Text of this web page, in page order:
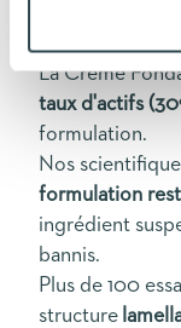
UNE
La Crème
taux d'actifs
formulation.
Nos
formulation
ingrédient
bannis.
Plus de 100
structure